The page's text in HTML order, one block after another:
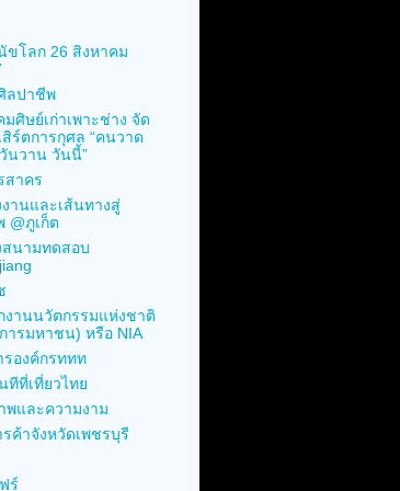
ขโลก 26 สิงหาคม
ลปาชีพ
มศิษย์เก่าเพาะช่าง จัด
สิร์ตการกุศล “คนวาด
นวาน วันนี้”
สาคร
งานและเส้นทางสู่
@ภูเก็ต
สนามทดสอบ
งานนวัตกรรมแห่งชาติ
ารมหาชน) หรือ NIA
รองค์กรททท
ทีที่เที่ยวไทย
พและความงาม
ค้าจังหวัดเพชรบุรี
ร์